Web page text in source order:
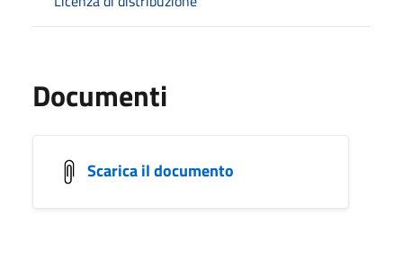
Documenti
Scarica il documento